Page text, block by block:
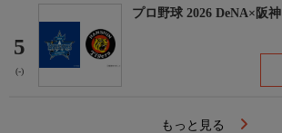
5
(-)
プロ野球 2026 DeNA×阪神
もっと見る